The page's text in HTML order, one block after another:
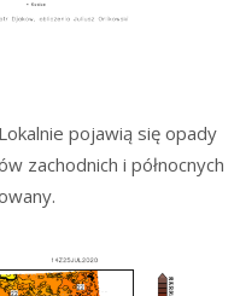
pojawią się opady
zachodnich i północnych